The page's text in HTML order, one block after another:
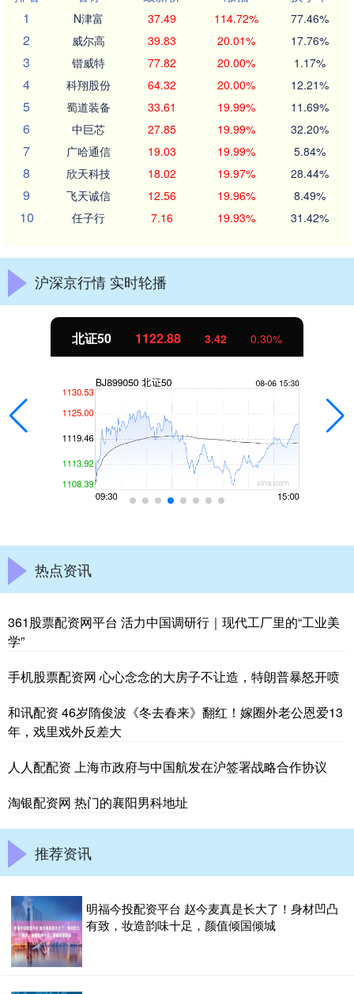
1
N津富 37.49 114.72% 77.46%
2 威尔高 39.83 20.01% 17.76%
3 锴威特 77.82 20.00% 1.17%
4 科翔股份 64.32 20.00% 12.21%
5 蜀道装备 33.61 19.99% 11.69%
6 中巨芯 27.85 19.99% 32.20%
7 广哈通信 19.03 19.99% 5.84%
8 欣天科技 18.02 19.97% 28.44%
9 飞天诚信 12.56 19.96% 8.49%
10 任子行 7.16 19.93% 31.42%
沪深京行情 实时轮播
北证50 1122.88 3.42 0.30%
热点资讯
361股票配资网平台 活力中国调研行｜现代工厂里的“工业美
学”
手机股票配资网 心心念念的大房子不让造，特朗普暴怒开喷
和讯配资 46岁隋俊波《冬去春来》翻红！嫁圈外老公恩爱13
年，戏里戏外反差大
人人配配资 上海市政府与中国航发在沪签署战略合作协议
淘银配资网 热门的襄阳男科地址
推荐资讯
明福今投配资平台 赵今麦真是长大了！身材凹凸
有致，妆造韵味十足，颜值倾国倾城